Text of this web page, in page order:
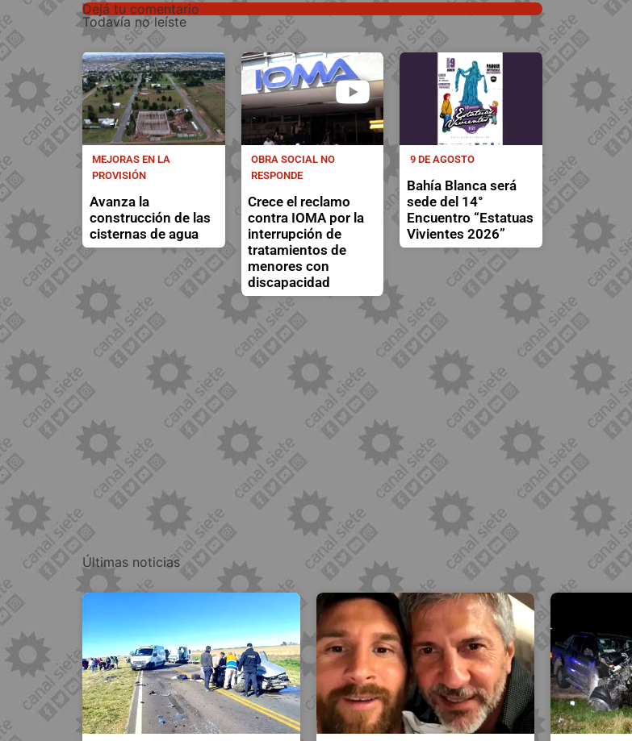
Dejá tu comentario
Todavía no leíste
MEJORAS EN LA
PROVISIÓN
Avanza la
construcción de las
cisternas de agua
OBRA SOCIAL NO
RESPONDE
Crece el reclamo
contra IOMA por la
interrupción de
tratamientos de
menores con
discapacidad
9 DE AGOSTO
Bahía Blanca será
sede del 14°
Encuentro “Estatuas
Vivientes 2026”
Últimas noticias